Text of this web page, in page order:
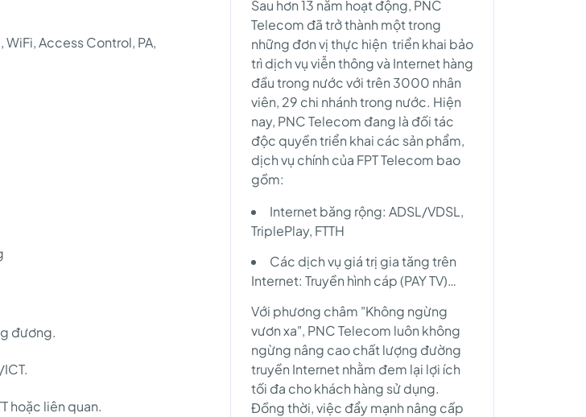
Access Control, PA,
đương.
hoặc liên quan.
Sau hơn 13 năm hoạt động, PNC
Telecom đã trở thành một trong
những đơn vị thực hiện triển khai bảo
trì dịch vụ viễn thông và Internet hàng
đầu trong nước với trên 3000 nhân
viên, 29 chi nhánh trong nước. Hiện
nay, PNC Telecom đang là đối tác
độc quyền triển khai các sản phẩm,
dịch vụ chính của FPT Telecom bao
gồm:
Internet băng rộng: ADSL/VDSL,
TriplePlay, FTTH
Các dịch vụ giá trị gia tăng trên
Internet: Truyền hình cáp (PAY TV)…
Với phương châm "Không ngừng
vươn xa", PNC Telecom luôn không
ngừng nâng cao chất lượng đường
truyền Internet nhằm đem lại lợi ích
tối đa cho khách hàng sử dụng.
Đồng thời, việc đẩy mạnh nâng cấp